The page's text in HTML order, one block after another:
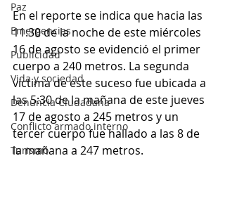
Paz
Emergencias
Publicidad
Vida y sociedad
Denuncia Ciudadana
Conflicto armado interno
Turismo
En el reporte se indica que hacia las
11:30 de la noche de este miércoles
16 de agosto se evidenció el primer
cuerpo a 240 metros. La segunda
víctima de este suceso fue ubicada a
las 5:30 de la mañana de este jueves
17 de agosto a 245 metros y un
tercer cuerpo fue hallado a las 8 de
la mañana a 247 metros.